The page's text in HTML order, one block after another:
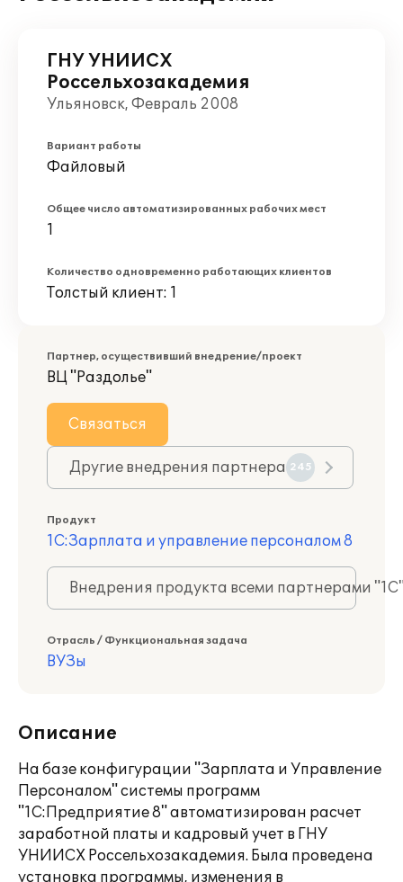
ГНУ УНИИСХ
Россельхозакадемия
Ульяновск, Февраль 2008
Вариант работы
Файловый
Общее число автоматизированных рабочих мест
1
Количество одновременно работающих клиентов
Толстый клиент: 1
Партнер, осуществивший внедрение/проект
ВЦ "Раздолье"
Связаться
Другие внедрения партнера 245
Продукт
1С:Зарплата и управление персоналом 8
Внедрения продукта всеми партнерами
Отрасль / Функциональная задача
ВУЗы
Описание
На базе конфигурации "Зарплата и Управление
Персоналом" системы программ
"1С:Предприятие 8" автоматизирован расчет
заработной платы и кадровый учет в ГНУ
УНИИСХ Россельхозакадемия. Была проведена
установка программы, изменения в